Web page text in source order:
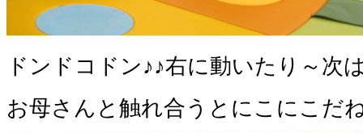
ドンドコドン♪♪右に動いたり～次
お母さんと触れ合うとにこにこだ